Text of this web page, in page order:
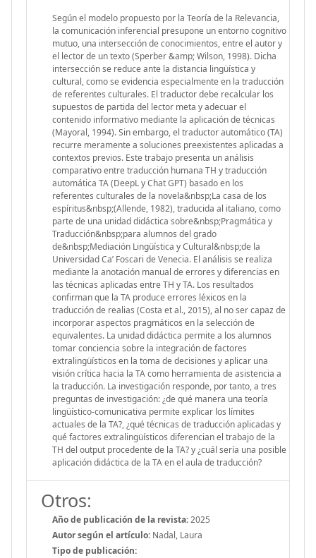
Según el modelo propuesto por la Teoría de la Relevancia,
la comunicación inferencial presupone un entorno cognitivo
mutuo, una intersección de conocimientos, entre el autor y
el lector de un texto (Sperber &amp; Wilson, 1998). Dicha
intersección se reduce ante la distancia lingüística y
cultural, como se evidencia especialmente en la traducción
de referentes culturales. El traductor debe recalcular los
supuestos de partida del lector meta y adecuar el
contenido informativo mediante la aplicación de técnicas
(Mayoral, 1994). Sin embargo, el traductor automático (TA)
recurre meramente a soluciones preexistentes aplicadas a
contextos previos. Este trabajo presenta un análisis
comparativo entre traducción humana TH y traducción
automática TA (DeepL y Chat GPT) basado en los
referentes culturales de la novela&nbsp;La casa de los
espíritus&nbsp;(Allende, 1982), traducida al italiano, como
parte de una unidad didáctica sobre&nbsp;Pragmática y
Traducción&nbsp;para alumnos del grado
de&nbsp;Mediación Lingüística y Cultural&nbsp;de la
Universidad Ca’ Foscari de Venecia. El análisis se realiza
mediante la anotación manual de errores y diferencias en
las técnicas aplicadas entre TH y TA. Los resultados
confirman que la TA produce errores léxicos en la
traducción de realias (Costa et al., 2015), al no ser capaz de
incorporar aspectos pragmáticos en la selección de
equivalentes. La unidad didáctica permite a los alumnos
tomar conciencia sobre la integración de factores
extralingüísticos en la toma de decisiones y aplicar una
visión crítica hacia la TA como herramienta de asistencia a
la traducción. La investigación responde, por tanto, a tres
preguntas de investigación: ¿de qué manera una teoría
lingüístico-comunicativa permite explicar los límites
actuales de la TA?, ¿qué técnicas de traducción aplicadas y
qué factores extralingüísticos diferencian el trabajo de la
TH del output procedente de la TA? y ¿cuál sería una posible
aplicación didáctica de la TA en el aula de traducción?
Otros:
Año de publicación de la revista:2025
Autor según el artículo: Nadal, Laura
Tipo de publicación: